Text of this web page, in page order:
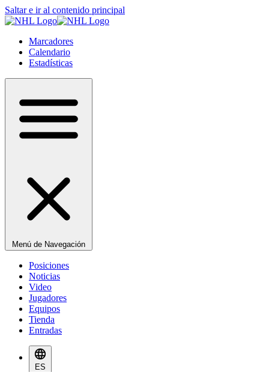
Saltar e ir al contenido principal
Marcadores
Calendario
Estadísticas
Menú de Navegación
Posiciones
Noticias
Video
Jugadores
Equipos
Tienda
Entradas
ES